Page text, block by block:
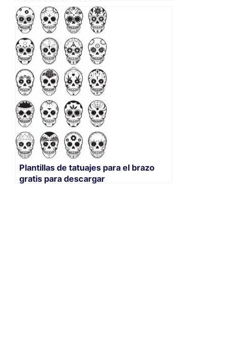
Plantillas de tatuajes para el brazo
gratis para descargar